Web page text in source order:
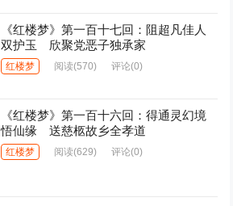
《红楼梦》第一百十七回：阻超凡佳人
双护玉 欣聚党恶子独承家
红楼梦 阅读(570) 评论(0)
《红楼梦》第一百十六回：得通灵幻境
悟仙缘 送慈柩故乡全孝道
红楼梦 阅读(629) 评论(0)